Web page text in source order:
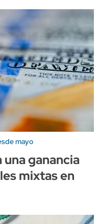
mayo
una ganancia
mixtas en